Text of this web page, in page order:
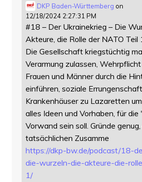
DKP Baden-Württemberg on
12/18/2024 2:27:31 PM
#18 – Der Ukrainekrieg – Die
Akteure, die Rolle der NATO Teil
Die Gesellschaft kriegstüchtig
Verarmung zulassen,
Frauen und Männer durch die
einführen, soziale
Krankenhäuser zu Lazaretten
alles Ideen und Vorhaben, für die
Vorwand sein soll. Gründe genug,
tatsächlichen Zusamme
https://dkp-bw.de/podcast/18-
die-wurzeln-die-akteure-die-
1/